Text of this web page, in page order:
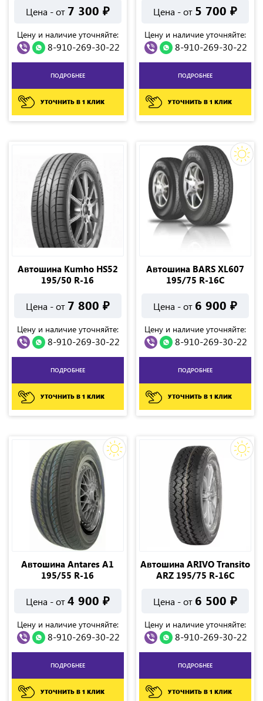
Цена - от 7 300 ₽
Цену и наличие уточняйте:
8-910-269-30-22
ПОДРОБНЕЕ
УТОЧНИТЬ В 1 КЛИК
Цена - от 5 700 ₽
Цену и наличие уточняйте:
8-910-269-30-22
ПОДРОБНЕЕ
УТОЧНИТЬ В 1 КЛИК
Автошина Kumho HS52
195/50 R-16
Цена - от 7 800 ₽
Цену и наличие уточняйте:
8-910-269-30-22
ПОДРОБНЕЕ
УТОЧНИТЬ В 1 КЛИК
Автошина BARS XL607
195/75 R-16C
Цена - от 6 900 ₽
Цену и наличие уточняйте:
8-910-269-30-22
ПОДРОБНЕЕ
УТОЧНИТЬ В 1 КЛИК
Автошина Antares А1
195/55 R-16
Цена - от4 900 ₽
Цену и наличие уточняйте:
8-910-269-30-22
ПОДРОБНЕЕ
УТОЧНИТЬ В 1 КЛИК
Автошина ARIVO Transito
ARZ 195/75 R-16C
Цена - от 6 500 ₽
Цену и наличие уточняйте:
8-910-269-30-22
ПОДРОБНЕЕ
УТОЧНИТЬ В 1 КЛИК